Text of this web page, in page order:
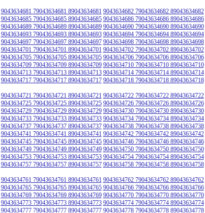
9043634681 79043634681 89043634681 9043634682 79043634682 89043634682
9043634685 79043634685 89043634685 9043634686 79043634686 89043634686
9043634689 79043634689 89043634689 9043634690 79043634690 89043634690
9043634693 79043634693 89043634693 9043634694 79043634694 89043634694
9043634697 79043634697 89043634697 9043634698 79043634698 89043634698
9043634701 79043634701 89043634701 9043634702 79043634702 89043634702
9043634705 79043634705 89043634705 9043634706 79043634706 89043634706
9043634709 79043634709 89043634709 9043634710 79043634710 89043634710
9043634713 79043634713 89043634713 9043634714 79043634714 89043634714
9043634717 79043634717 89043634717 9043634718 79043634718 89043634718
9043634721 79043634721 89043634721 9043634722 79043634722 89043634722
9043634725 79043634725 89043634725 9043634726 79043634726 89043634726
9043634729 79043634729 89043634729 9043634730 79043634730 89043634730
9043634733 79043634733 89043634733 9043634734 79043634734 89043634734
9043634737 79043634737 89043634737 9043634738 79043634738 89043634738
9043634741 79043634741 89043634741 9043634742 79043634742 89043634742
9043634745 79043634745 89043634745 9043634746 79043634746 89043634746
9043634749 79043634749 89043634749 9043634750 79043634750 89043634750
9043634753 79043634753 89043634753 9043634754 79043634754 89043634754
9043634757 79043634757 89043634757 9043634758 79043634758 89043634758
9043634761 79043634761 89043634761 9043634762 79043634762 89043634762
9043634765 79043634765 89043634765 9043634766 79043634766 89043634766
9043634769 79043634769 89043634769 9043634770 79043634770 89043634770
9043634773 79043634773 89043634773 9043634774 79043634774 89043634774
9043634777 79043634777 89043634777 9043634778 79043634778 89043634778